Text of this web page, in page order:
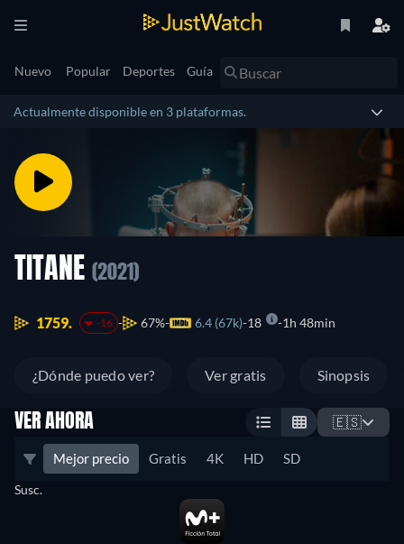
Nuevo Popular Deportes Guía
Actualmente disponible en 3 plataformas.
TITANE (2021)
1759. -16 67% 6.4 (67k) 18 1h 48min
¿Dónde puedo ver? Ver gratis Sinopsis
VER AHORA 🇪🇸
Mejor precio Gratis 4K HD SD
Susc.